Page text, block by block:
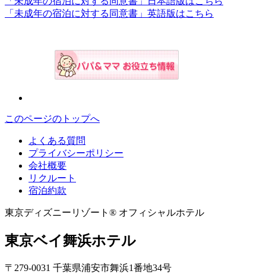
「未成年の宿泊に対する同意書」英語版はこちら
このページのトップへ
よくある質問
プライバシーポリシー
会社概要
リクルート
宿泊約款
東京ディズニーリゾート® オフィシャルホテル
東京ベイ舞浜ホテル
〒279-0031 千葉県浦安市舞浜1番地34号